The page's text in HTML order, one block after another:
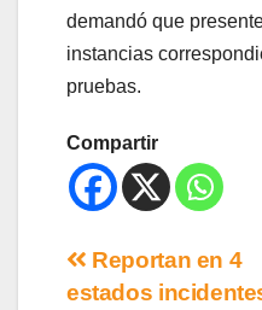
demandó que
instancias
pruebas.
Compartir
Reportan en 4
estados